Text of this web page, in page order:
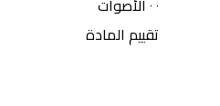
٠٠ الأصوات
تقييم المادة